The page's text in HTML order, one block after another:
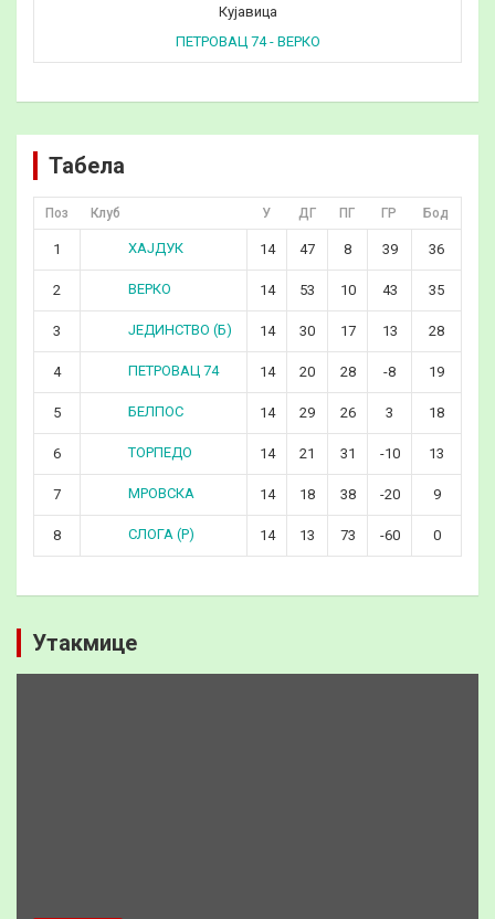
Кујавица
ПЕТРОВАЦ 74 - ВЕРКО
Табела
Поз Клуб У ДГ ПГ ГР Бод
1 ХАЈДУК 14 47 8 39 36
2 ВЕРКО 14 53 10 43 35
3 ЈЕДИНСТВО (Б) 14 30 17 13 28
4 ПЕТРОВАЦ 74 14 20 28 -8 19
5 БЕЛПОС 14 29 26 3 18
6 ТОРПЕДО 14 21 31 -10 13
7 МРОВСКА 14 18 38 -20 9
8 СЛОГА (Р) 14 13 73 -60 0
Утакмице